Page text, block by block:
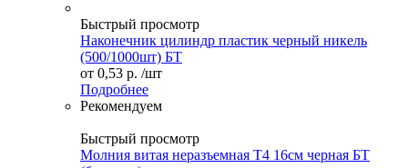
Быстрый просмотр
Наконечник цилиндр пластик черный никель
(500/1000шт) БТ
от 0,53 р. /шт
Подробнее
Рекомендуем
Быстрый просмотр
Молния витая неразъемная Т4 16см черная БТ